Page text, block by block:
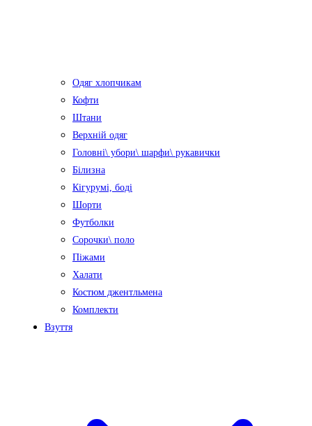
Одяг хлопчикам
Кофти
Штани
Верхній одяг
Головні\ убори\ шарфи\ рукавички
Білизна
Кігурумі, боді
Шорти
Футболки
Сорочки\ поло
Піжами
Халати
Костюм джентльмена
Комплекти
Взуття